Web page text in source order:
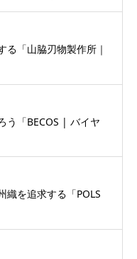
る「山脇刃物製作所｜
う「BECOS | バイヤ
織を追求する「POLS